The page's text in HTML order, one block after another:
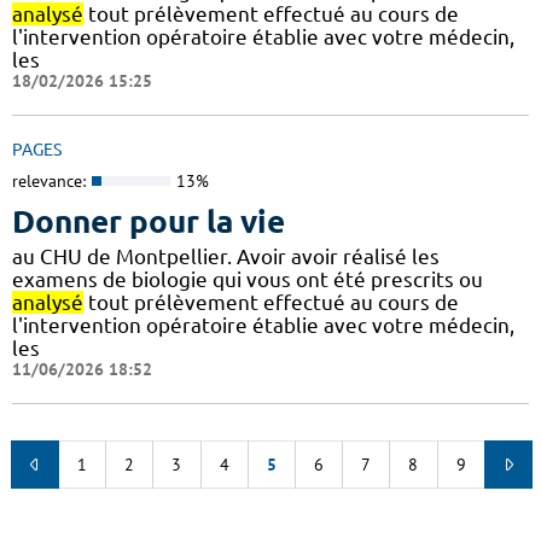
analysé tout prélèvement effectué au cours de
l'intervention opératoire établie avec votre médecin,
les
18/02/2026 15:25
PAGES
relevance: 13%
Donner pour la vie
au CHU de Montpellier. Avoir avoir réalisé les
examens de biologie qui vous ont été prescrits ou
analysé tout prélèvement effectué au cours de
l'intervention opératoire établie avec votre médecin,
les
11/06/2026 18:52
1 2 3 4 5 6 7 8 9